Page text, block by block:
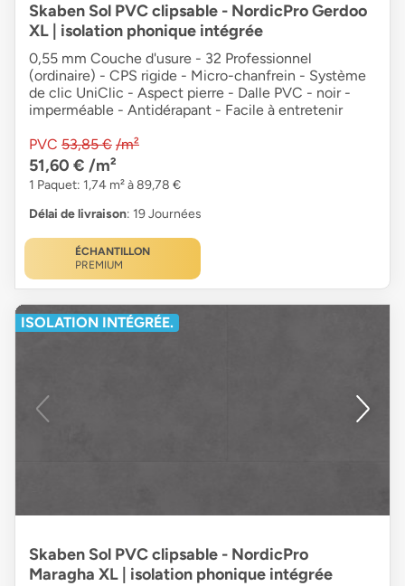
Skaben Sol PVC clipsable - NordicPro Gerdoo
XL | isolation phonique intégrée
0,55 mm Couche d'usure - 32 Professionnel
(ordinaire) - CPS rigide - Micro-chanfrein - Système
de clic UniClic - Aspect pierre - Dalle PVC - noir -
imperméable - Antidérapant - Facile à entretenir
PVC 53,85 € /m²
51,60 € /m²
1 Paquet: 1,74 m² à 89,78 €
Délai de livraison: 19 Journées
ÉCHANTILLON
PREMIUM
ISOLATION INTÉGRÉE.
Skaben Sol PVC clipsable - NordicPro
Maragha XL | isolation phonique intégrée